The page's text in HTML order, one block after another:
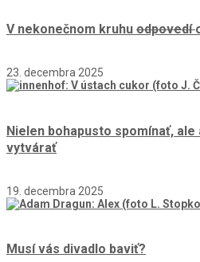
V nekonečnom kruhu odpovedí
23. decembra 2025
Nielen bohapusto spomínať,
vytvárať
19. decembra 2025
Musí vás divadlo baviť?